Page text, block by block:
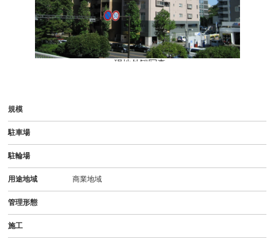
- 現地外観写真
規模
駐車場
駐輪場
用途地域 商業地域
管理形態
施工